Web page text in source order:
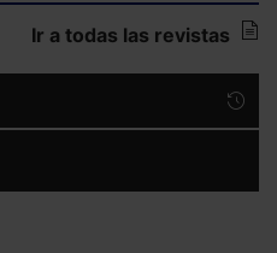
Ir a todas las revistas